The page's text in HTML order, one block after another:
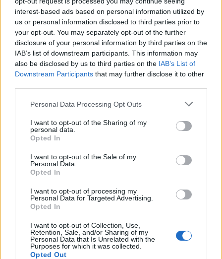
interest-based ads based on personal information utilized by
us or personal information disclosed to third parties prior to
your opt-out. You may separately opt-out of the further
disclosure of your personal information by third parties on the
IAB’s list of downstream participants. This information may
also be disclosed by us to third parties on the IAB’s List of
Downstream Participants that may further disclose it to other
Personal Data Processing Opt Outs
I want to opt-out of the Sharing of my
personal data.
Opted In
I want to opt-out of the Sale of my
Personal Data.
Opted In
I want to opt-out of processing my
Personal Data for Targeted Advertising.
Opted In
I want to opt-out of Collection, Use,
Retention, Sale, and/or Sharing of my
Personal Data that Is Unrelated with the
Purposes for which it was collected.
Opted Out